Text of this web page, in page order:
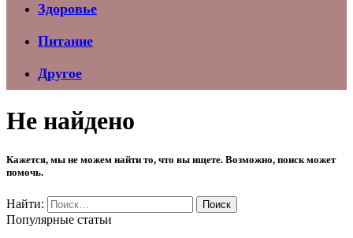
Здоровье
Питание
Другое
Не найдено
Кажется, мы не можем найти то, что вы ищете. Возможно, поиск может
помочь.
Найти:
Популярные статьи